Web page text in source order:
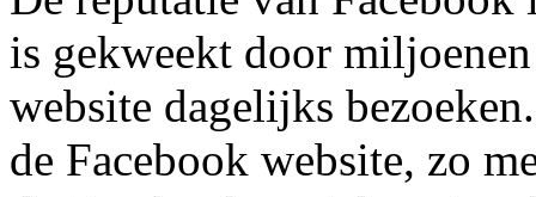
is gekweekt door
website dagelijks
de Facebook website, zo